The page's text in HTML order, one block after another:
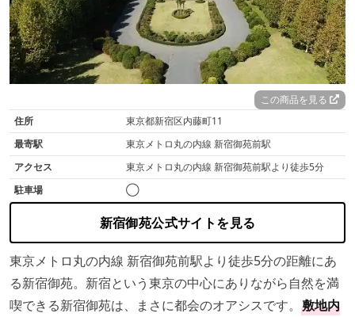
この商品を見る
住所
東京都新宿区内藤町11
最寄駅
東京メトロ丸の内線 新宿御苑前駅
アクセス
東京メトロ丸の内線 新宿御苑前駅より徒歩5分
駐車場
◯
新宿御苑公式サイトを見る
東京メトロ丸の内線 新宿御苑前駅より徒歩5分の距離にあ
る新宿御苑。新宿という東京の中心にありながら自然を満
喫できる新宿御苑は、まさに都会のオアシスです。 敷地内